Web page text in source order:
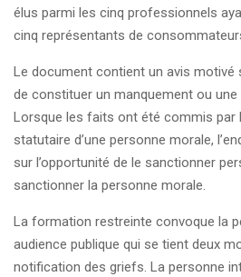
élus parmi les cinq professionnels
cinq représentants de
Le document contient un avis
de constituer un manquement ou une
Lorsque les faits ont été commis par
statutaire d’une personne morale,
sur l’opportunité de le sanctionner
sanctionner la personne morale.
La formation restreinte convoque la
audience publique qui se tient deux
notification des griefs. La personne